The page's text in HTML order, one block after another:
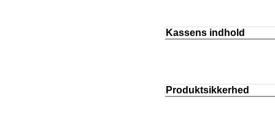
Kassens indhold
Produktsikkerhed